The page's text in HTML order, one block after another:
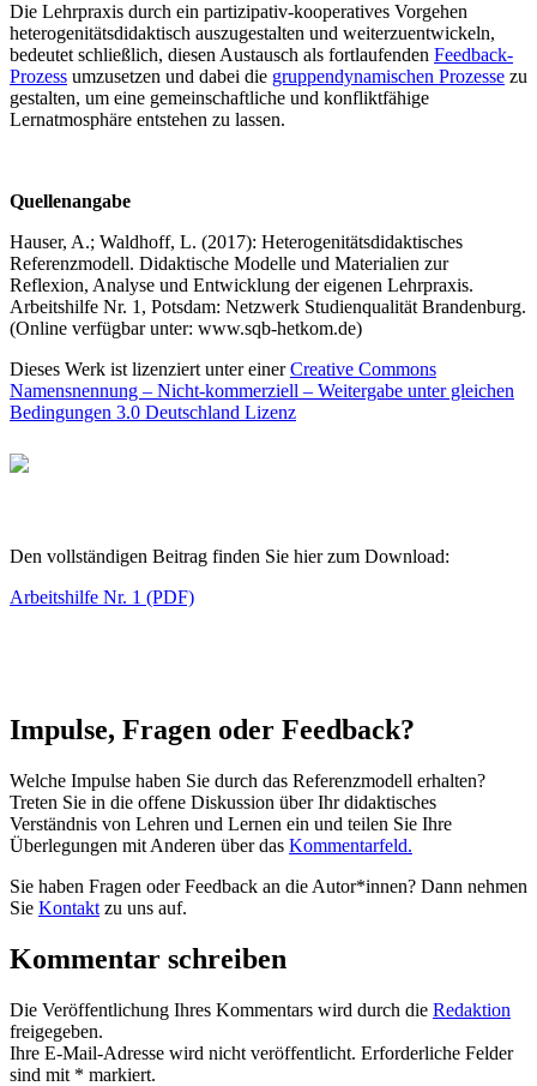
Die Lehrpraxis durch ein partizipativ-kooperatives Vorgehen
heterogenitätsdidaktisch auszugestalten und weiterzuentwickeln,
bedeutet schließlich, diesen Austausch als fortlaufenden Feedback-
Prozess umzusetzen und dabei die gruppendynamischen Prozesse zu
gestalten, um eine gemeinschaftliche und konfliktfähige
Lernatmosphäre entstehen zu lassen.
Quellenangabe
Hauser, A.; Waldhoff, L. (2017): Heterogenitätsdidaktisches
Referenzmodell. Didaktische Modelle und Materialien zur
Reflexion, Analyse und Entwicklung der eigenen Lehrpraxis.
Arbeitshilfe Nr. 1, Potsdam: Netzwerk Studienqualität Brandenburg.
(Online verfügbar unter: www.sqb-hetkom.de)
Dieses Werk ist lizenziert unter einerCreative Commons
Namensnennung – Nicht-kommerziell – Weitergabe unter gleichen
Bedingungen 3.0 Deutschland Lizenz
Den vollständigen Beitrag finden Sie hier zum Download:
Arbeitshilfe Nr. 1 (PDF)
Impulse, Fragen oder Feedback?
Welche Impulse haben Sie durch das Referenzmodell erhalten?
Treten Sie in die offene Diskussion über Ihr didaktisches
Verständnis von Lehren und Lernen ein und teilen Sie Ihre
Überlegungen mit Anderen über das Kommentarfeld.
Sie haben Fragen oder Feedback an die Autor*innen? Dann nehmen
Sie Kontakt zu uns auf.
Kommentar schreiben
Die Veröffentlichung Ihres Kommentars wird durch die Redaktion
freigegeben.
Ihre E-Mail-Adresse wird nicht veröffentlicht. Erforderliche Felder
sind mit * markiert.